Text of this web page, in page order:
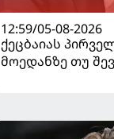
12:59/05-08-2026
ქეცბაიას
მოედანზე თუ